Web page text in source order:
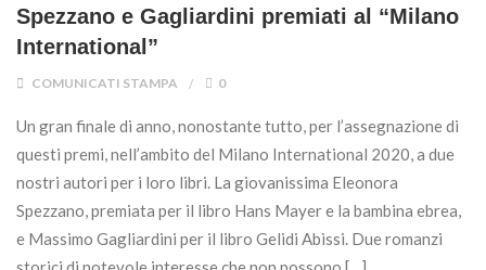
Spezzano e Gagliardini premiati al “Milano
International”
COMUNICATI STAMPA 0
Un gran finale di anno, nonostante tutto, per l’assegnazione di
questi premi, nell’ambito del Milano International 2020, a due
nostri autori per i loro libri. La giovanissima Eleonora
Spezzano, premiata per il libro Hans Mayer e la bambina ebrea,
e Massimo Gagliardini per il libro Gelidi Abissi. Due romanzi